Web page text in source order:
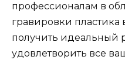
профессионалам в
гравировки пластика
получить идеальный
удовлетворить все